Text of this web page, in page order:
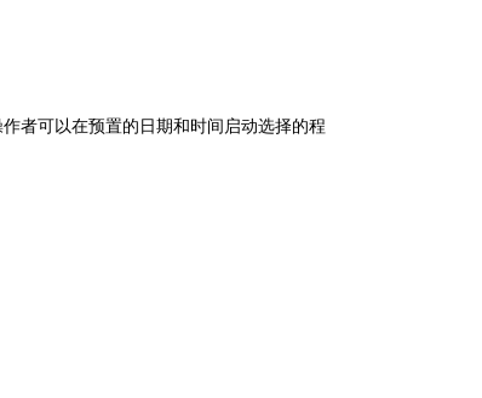
者可以在预置的日期和时间启动选择的程